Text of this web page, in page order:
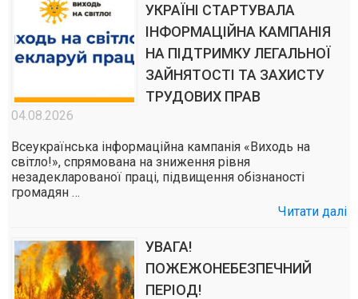
УКРАЇНІ СТАРТУВАЛА
ІНФОРМАЦІЙНА КАМПАНІЯ
НА ПІДТРИМКУ ЛЕГАЛЬНОЇ
ЗАЙНЯТОСТІ ТА ЗАХИСТУ
ТРУДОВИХ ПРАВ
04.08.2026
Всеукраїнська інформаційна кампанія «Виходь на
світло!», спрямована на зниження рівня
незадекларованої праці, підвищення обізнаності
громадян …
Читати далі
УВАГА!
ПОЖЕЖОНЕБЕЗПЕЧНИЙ
ПЕРІОД!